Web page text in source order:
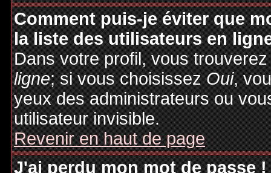
Comment puis-je éviter que
la liste des utilisateurs en
Dans votre profil, vous
ligne; si vous choisissezOui,
yeux des administrateurs ou
utilisateur invisible.
Revenir en haut de page
J'ai perdu mon mot de passe !